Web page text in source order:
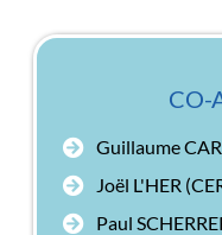
CO-
Guillaume
Joël L'HER
Paul